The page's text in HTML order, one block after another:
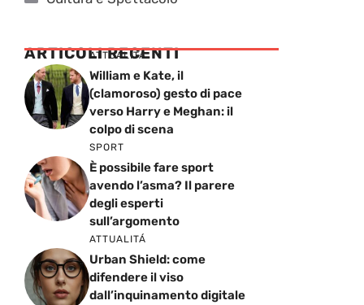
ARTICOLI RECENTI
ATTUALITÁ
William e Kate, il
(clamoroso) gesto di pace
verso Harry e Meghan: il
colpo di scena
SPORT
È possibile fare sport
avendo l’asma? Il parere
degli esperti
sull’argomento
ATTUALITÁ
Urban Shield: come
difendere il viso
dall’inquinamento digitale